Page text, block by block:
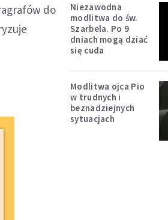
do
Niezawodna
modlitwa do św.
Szarbela. Po 9
dniach mogą dziać
się cuda
Modlitwa ojca Pio
w trudnych i
beznadziejnych
sytuacjach